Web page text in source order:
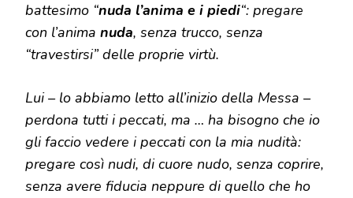
battesimo “nuda l’anima e i piedi“: pregare
con l’anima nuda, senza trucco, senza
“travestirsi” delle proprie virtù.
Lui – lo abbiamo letto all’inizio della Messa –
perdona tutti i peccati, ma … ha bisogno che io
gli faccio vedere i peccati con la mia nudità:
pregare così nudi, di cuore nudo, senza coprire,
senza avere fiducia neppure di quello che ho